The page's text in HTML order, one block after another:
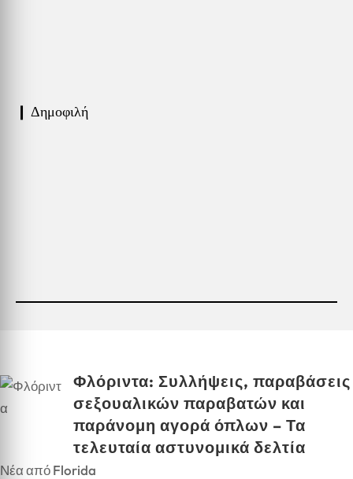
❙ Δημοφιλή
Φλόριντα: Συλλήψεις, παραβάσεις
σεξουαλικών παραβατών και
παράνομη αγορά όπλων – Τα
τελευταία αστυνομικά δελτία
Νέα από Florida